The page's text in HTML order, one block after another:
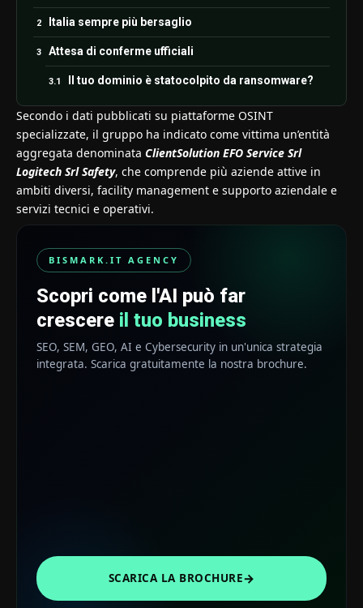
Italia sempre più bersaglio
Attesa di conferme ufficiali
Il tuo dominio è statocolpito da ransomware?
Secondo i dati pubblicati su piattaforme OSINT
specializzate, il gruppo ha indicato come vittima un’entità
aggregata denominata ClientSolution EFO Service Srl
Logitech Srl Safety, che comprende più aziende attive in
ambiti diversi, facility management e supporto aziendale e
servizi tecnici e operativi.
BISMARK.IT AGENCY
Scopri come l'AI può far
crescere il tuo business
SEO, SEM, GEO, AI e Cybersecurity in un'unica strategia
integrata. Scarica gratuitamente la nostra brochure.
SCARICA LA BROCHURE→